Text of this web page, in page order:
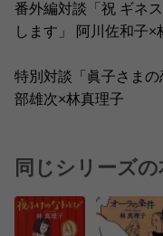
番外編対談「祝 ギネ
します」 阿川佐和子×
特別対談「眞子さま
部雄次×林真理子
同じシリーズの